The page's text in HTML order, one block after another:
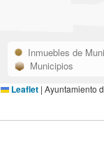
Inmuebles de
Municipios
Leaflet | Ayuntamiento